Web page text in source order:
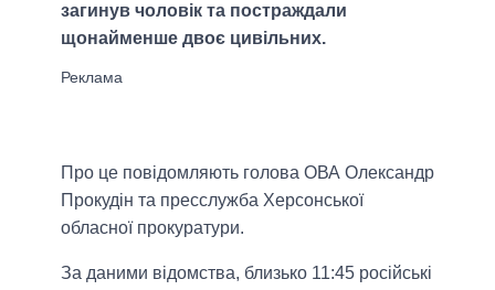
загинув чоловік та постраждали
щонайменше двоє цивільних.
Про це повідомляють голова ОВА Олександр
Прокудін та пресслужба Херсонської
обласної прокуратури.
За даними відомства, близько 11:45 російські